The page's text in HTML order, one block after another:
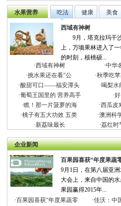
水果营养 吃法 健康 美食
西域有神树
9月，塔克拉玛干
上，万顷果林进入了
的时刻，核桃硕...
·西域有神树 ·中华
·挑水果还在看"公 ·秋季吃
·酸甜可口——福安潭头 ·喝梨水
·葡萄王国里的 营养高手 ·
·瞧！那一片菠萝的海 ·西瓜皮
·桃子有五大功效 五类 ·澳洲科
·新荔味最长 ·荔红时
企业新闻
百果园喜获“年度果蔬
9月1日，在第八届亚
大会上，来自中国的
果园赢得2015年...
·百果园喜获“年度果蔬零 ·佳沃：中